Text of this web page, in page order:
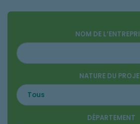
NOM DE
NATURE DU
DÉPARTEMENT